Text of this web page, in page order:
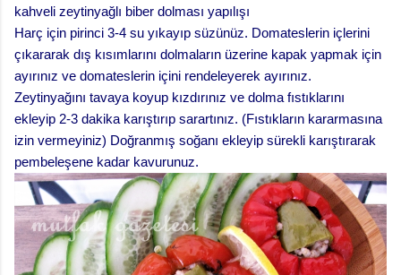
kahveli zeytinyağlı biber dolması yapılışı
Harç için pirinci 3-4 su yıkayıp süzünüz. Domateslerin içlerini
çıkararak dış kısımlarını dolmaların üzerine kapak yapmak için
ayırınız ve domateslerin içini rendeleyerek ayırınız.
Zeytinyağını tavaya koyup kızdırınız ve dolma fıstıklarını
ekleyip 2-3 dakika karıştırıp sarartınız. (Fıstıkların kararmasına
izin vermeyiniz) Doğranmış soğanı ekleyip sürekli karıştırarak
pembeleşene kadar kavurunuz.